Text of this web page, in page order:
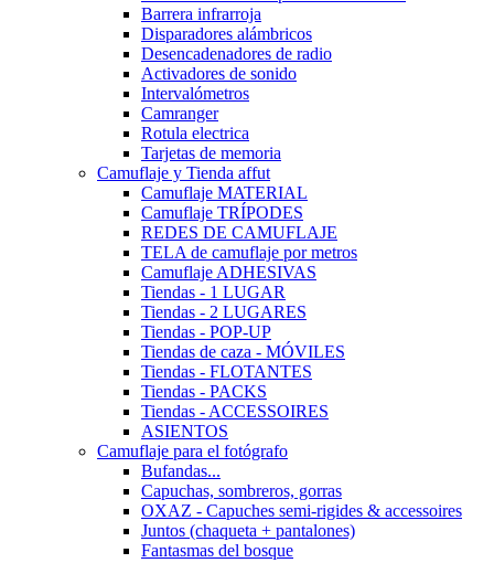
Barrera infrarroja
Disparadores alámbricos
Desencadenadores de radio
Activadores de sonido
Intervalómetros
Camranger
Rotula electrica
Tarjetas de memoria
Camuflaje y Tienda affut
Camuflaje MATERIAL
Camuflaje TRÍPODES
REDES DE CAMUFLAJE
TELA de camuflaje por metros
Camuflaje ADHESIVAS
Tiendas - 1 LUGAR
Tiendas - 2 LUGARES
Tiendas - POP-UP
Tiendas de caza - MÓVILES
Tiendas - FLOTANTES
Tiendas - PACKS
Tiendas - ACCESSOIRES
ASIENTOS
Camuflaje para el fotógrafo
Bufandas...
Capuchas, sombreros, gorras
OXAZ - Capuches semi-rigides & accessoires
Juntos (chaqueta + pantalones)
Fantasmas del bosque